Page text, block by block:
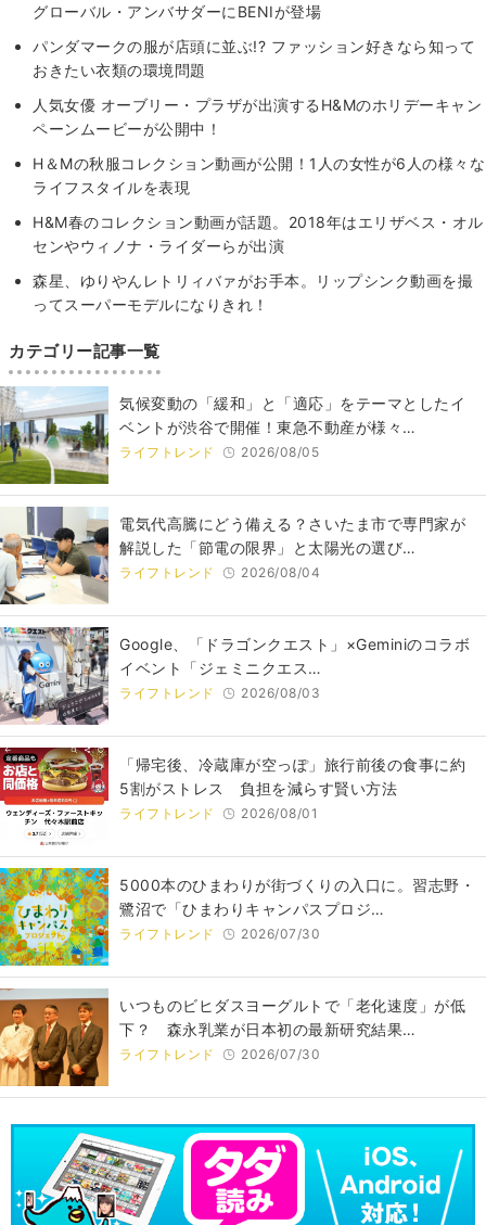
グローバル・アンバサダーにBENIが登場
パンダマークの服が店頭に並ぶ!? ファッション好きなら知って
おきたい衣類の環境問題
人気女優 オーブリー・プラザが出演するH&Mのホリデーキャン
ペーンムービーが公開中！
H＆Mの秋服コレクション動画が公開！1人の女性が6人の様々な
ライフスタイルを表現
H&M春のコレクション動画が話題。2018年はエリザベス・オル
センやウィノナ・ライダーらが出演
森星、ゆりやんレトリィバァがお手本。リップシンク動画を撮
ってスーパーモデルになりきれ！
カテゴリー記事一覧
気候変動の「緩和」と「適応」をテーマとしたイ
ベントが渋谷で開催！東急不動産が様々…
ライフトレンド 2026/08/05
電気代高騰にどう備える？さいたま市で専門家が
解説した「節電の限界」と太陽光の選び…
ライフトレンド 2026/08/04
Google、「ドラゴンクエスト」×Geminiのコラボ
イベント「ジェミニクエス…
ライフトレンド 2026/08/03
「帰宅後、冷蔵庫が空っぽ」旅行前後の食事に約
5割がストレス 負担を減らす賢い方法
ライフトレンド 2026/08/01
5000本のひまわりが街づくりの入口に。習志野・
鷺沼で「ひまわりキャンパスプロジ…
ライフトレンド 2026/07/30
いつものビヒダスヨーグルトで「老化速度」が低
下？ 森永乳業が日本初の最新研究結果…
ライフトレンド 2026/07/30